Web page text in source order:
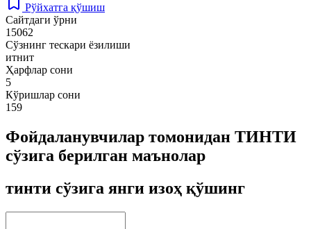
Рўйхатга қўшиш
Сайтдаги ўрни
15062
Сўзнинг тескари ёзилиши
итнит
Ҳарфлар сони
5
Кўришлар сони
159
Фойдаланувчилар томонидан ТИНТИ
сўзига берилган маънолар
тинти сўзига янги изоҳ қўшинг